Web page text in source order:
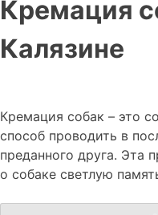
Кремация
Калязине
Кремация собак – это
способ проводить в
преданного друга. Эта
о собаке светлую